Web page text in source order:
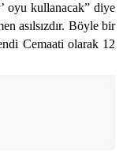
oyu kullanacak” diye
asılsızdır. Böyle bir
Cemaati olarak 12